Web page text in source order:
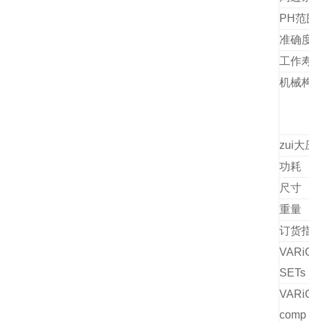
PH范
准确
工作
机械
zui大
功耗
尺寸
重量
订货
SETs
comp